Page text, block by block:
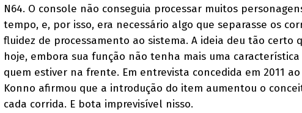
N64. O console não conseguia processar muitos
tempo, e, por isso, era necessário algo que separasse os
fluidez de processamento ao sistema. A ideia deu tão certo
hoje, embora sua função não tenha mais uma
quem estiver na frente. Em entrevista concedida em 2011
Konno afirmou que a introdução do item aumentou o
cada corrida. E bota imprevisível nisso.